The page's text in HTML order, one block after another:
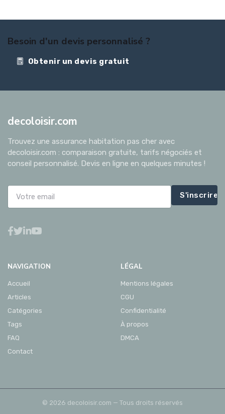
Besoin d'un devis personnalisé ?
Obtenir un devis gratuit
decoloisir.com
Trouvez une assurance habitation pas cher avec
decoloisir.com : comparaison gratuite, tarifs négociés et
conseil personnalisé. Devis en ligne en quelques minutes !
S'inscrire
NAVIGATION
Accueil
Articles
Catégories
Tags
FAQ
Contact
LÉGAL
Mentions légales
CGU
Confidentialité
À propos
DMCA
© 2026 decoloisir.com — Tous droits réservés